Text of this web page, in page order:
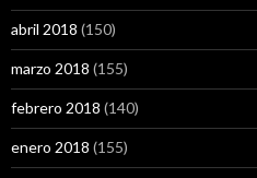
abril 2018 (150)
marzo 2018 (155)
febrero 2018 (140)
enero 2018 (155)